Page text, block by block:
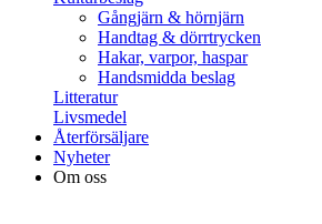
Gångjärn & hörnjärn
Handtag & dörrtrycken
Hakar, varpor, haspar
Handsmidda beslag
Litteratur
Livsmedel
Återförsäljare
Nyheter
Om oss